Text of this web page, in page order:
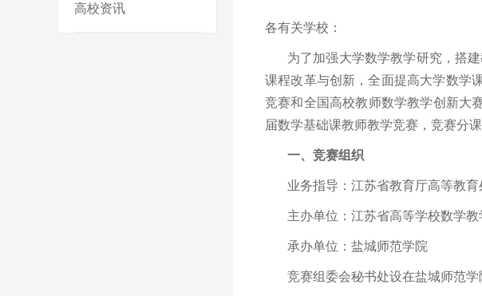
高校资讯
各有关学校：
为了加强大学数学教学研究，搭
课程改革与创新，全面提高大学数学
竞赛和全国高校教师数学教学创新大
届数学基础课教师教学竞赛，竞赛分
一、竞赛组织
业务指导：江苏省教育厅高等教育
主办单位：江苏省高等学校数学教
承办单位：盐城师范学院
竞赛组委会秘书处设在盐城师范